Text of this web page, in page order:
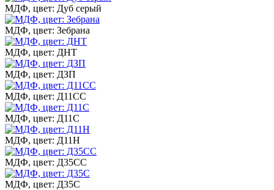
МДФ, цвет: Дуб серый
МДФ, цвет: Зебрана
МДФ, цвет: ДНТ
МДФ, цвет: ДЗП
МДФ, цвет: Д11СС
МДФ, цвет: Д11С
МДФ, цвет: Д11Н
МДФ, цвет: Д35СС
МДФ, цвет: Д35С